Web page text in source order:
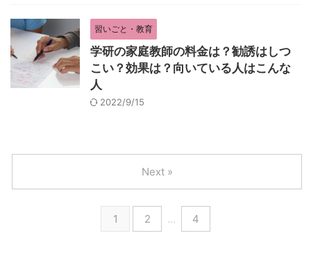
習いごと・教育
学研の家庭教師の料金は？勧誘はしつ
こい？効果は？向いている人はこんな
人
2022/9/15
1 2 … 4
Next »